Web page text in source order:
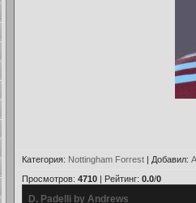
Категория: Nottingham Forrest | Добавил:
Просмотров: 4710 | Рейтинг: 0.0/0
D. Padelli by Andrews